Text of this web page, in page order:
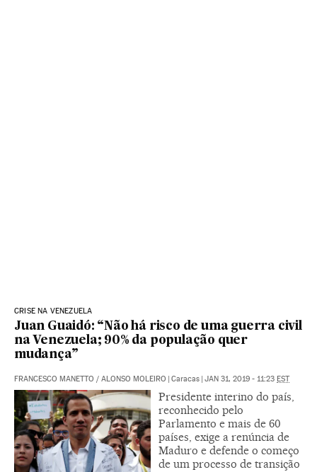
CRISE NA VENEZUELA
Juan Guaidó: “Não há risco de uma guerra civil
na Venezuela; 90% da população quer
mudança”
FRANCESCO MANETTO / ALONSO MOLEIRO Caracas JAN 31, 2019 - 11:23 EST
Presidente interino do país,
reconhecido pelo
Parlamento e mais de 60
países, exige a renúncia de
Maduro e defende o começo
de um processo de transição